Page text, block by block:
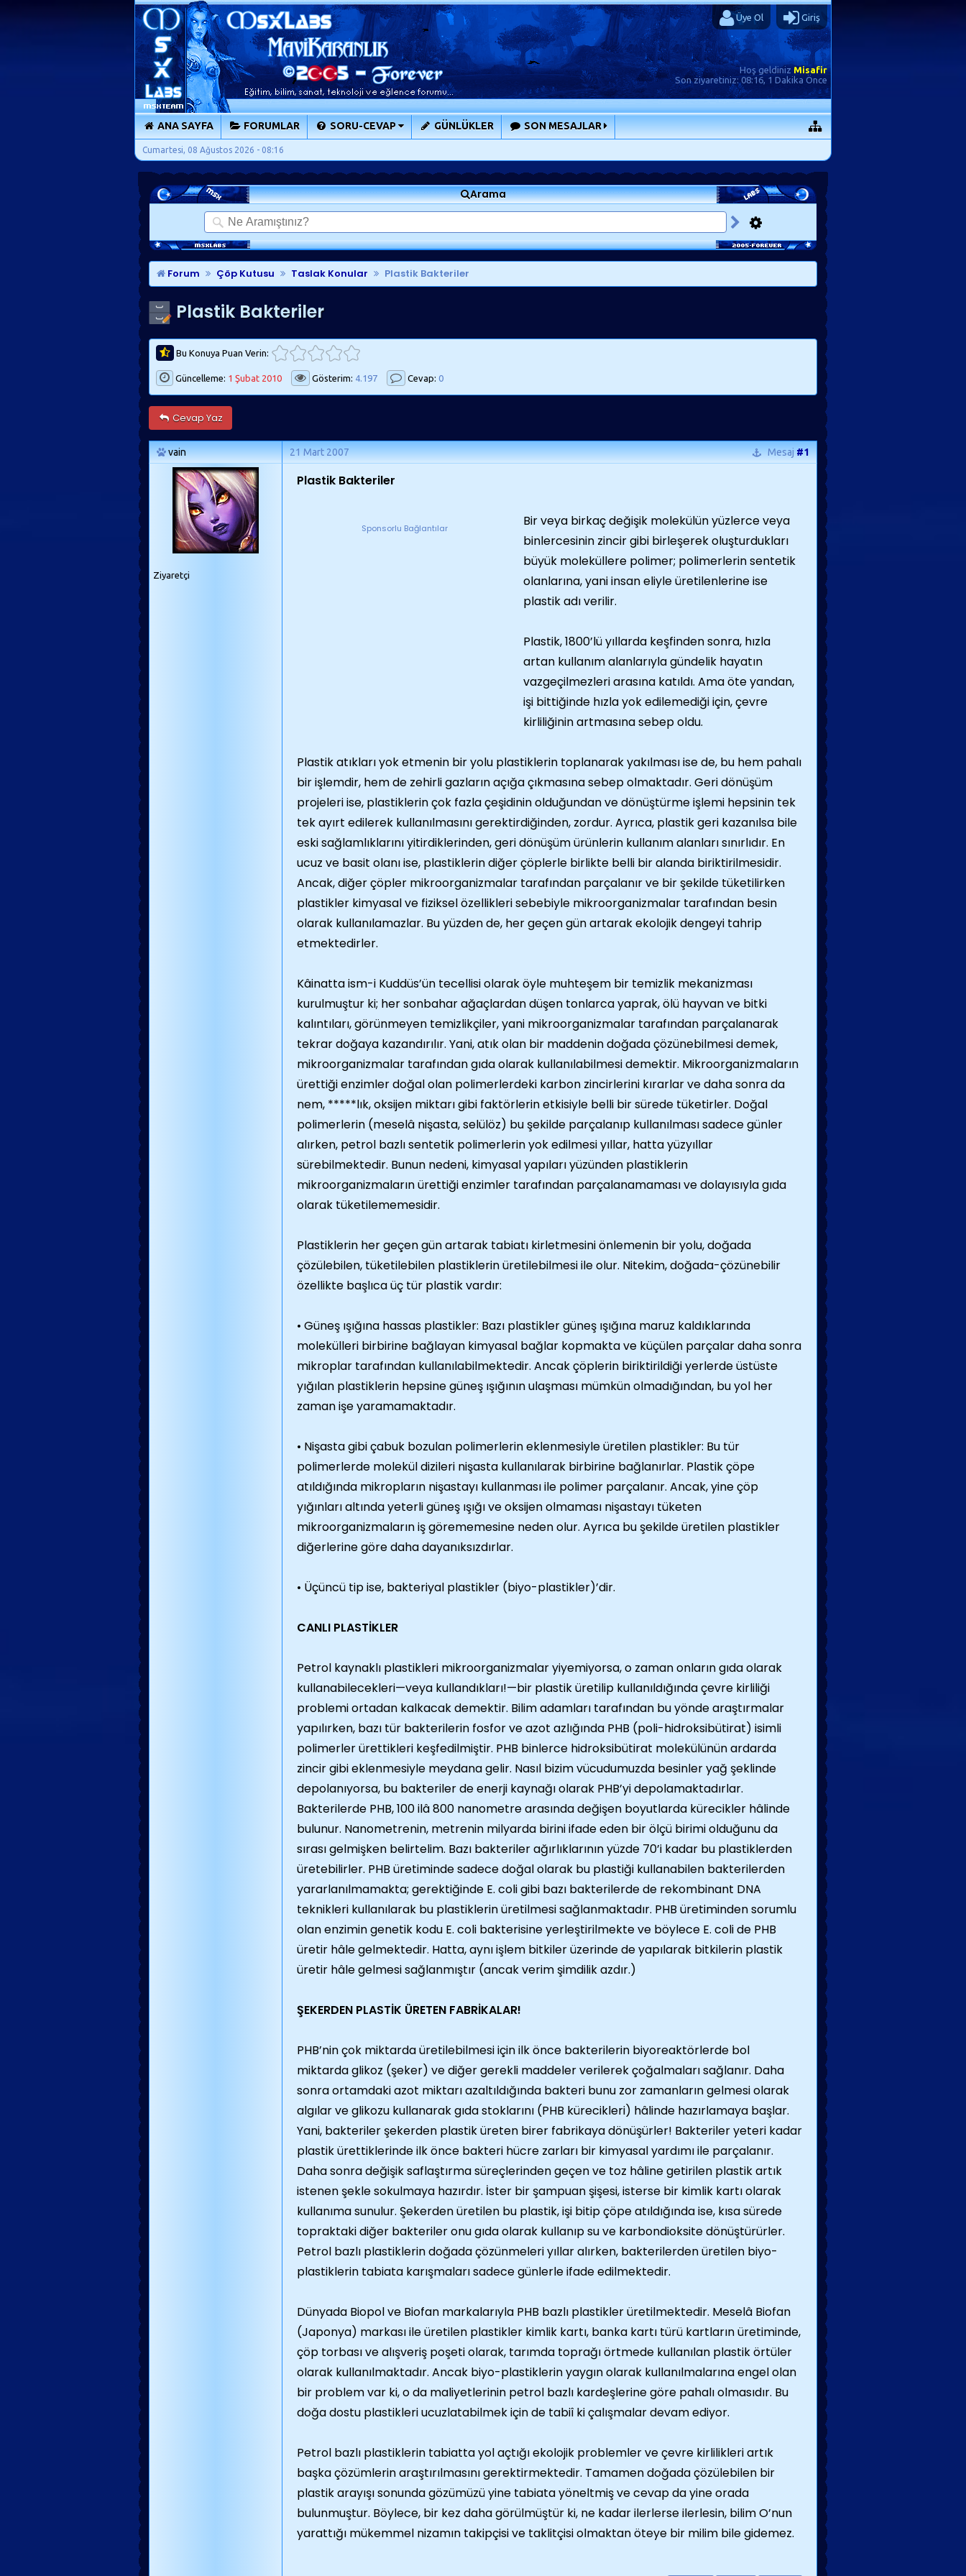
Üye Ol Giriş
Hoş geldiniz Misafir
Son ziyaretiniz:08:16, 1 Dakika Önce
ANA SAYFA FORUMLAR SORU-CEVAP GÜNLÜKLER SON MESAJLAR
Cumartesi, 08 Ağustos 2026 - 08:16
Arama
Forum Çöp Kutusu Taslak Konular Plastik Bakteriler
Plastik Bakteriler
Bu Konuya Puan Verin:
Güncelleme: 1 Şubat 2010 Gösterim: 4.197 Cevap: 0
Cevap Yaz
vain 21 Mart 2007 Mesaj#1
Ziyaretçi
Plastik Bakteriler
Sponsorlu Bağlantılar
Bir veya birkaç değişik molekülün yüzlerce veya
binlercesinin zincir gibi birleşerek oluşturdukları
büyük moleküllere polimer; polimerlerin sentetik
olanlarına, yani insan eliyle üretilenlerine ise
plastik adı verilir.
Plastik, 1800’lü yıllarda keşfinden sonra, hızla
artan kullanım alanlarıyla gündelik hayatın
vazgeçilmezleri arasına katıldı. Ama öte yandan,
işi bittiğinde hızla yok edilemediği için, çevre
kirliliğinin artmasına sebep oldu.
Plastik atıkları yok etmenin bir yolu plastiklerin toplanarak yakılması ise de, bu hem pahalı
bir işlemdir, hem de zehirli gazların açığa çıkmasına sebep olmaktadır. Geri dönüşüm
projeleri ise, plastiklerin çok fazla çeşidinin olduğundan ve dönüştürme işlemi hepsinin tek
tek ayırt edilerek kullanılmasını gerektirdiğinden, zordur. Ayrıca, plastik geri kazanılsa bile
eski sağlamlıklarını yitirdiklerinden, geri dönüşüm ürünlerin kullanım alanları sınırlıdır. En
ucuz ve basit olanı ise, plastiklerin diğer çöplerle birlikte belli bir alanda biriktirilmesidir.
Ancak, diğer çöpler mikroorganizmalar tarafından parçalanır ve bir şekilde tüketilirken
plastikler kimyasal ve fiziksel özellikleri sebebiyle mikroorganizmalar tarafından besin
olarak kullanılamazlar. Bu yüzden de, her geçen gün artarak ekolojik dengeyi tahrip
etmektedirler.
Kâinatta ism-i Kuddüs’ün tecellisi olarak öyle muhteşem bir temizlik mekanizması
kurulmuştur ki; her sonbahar ağaçlardan düşen tonlarca yaprak, ölü hayvan ve bitki
kalıntıları, görünmeyen temizlikçiler, yani mikroorganizmalar tarafından parçalanarak
tekrar doğaya kazandırılır. Yani, atık olan bir maddenin doğada çözünebilmesi demek,
mikroorganizmalar tarafından gıda olarak kullanılabilmesi demektir. Mikroorganizmaların
ürettiği enzimler doğal olan polimerlerdeki karbon zincirlerini kırarlar ve daha sonra da
nem, *****lık, oksijen miktarı gibi faktörlerin etkisiyle belli bir sürede tüketirler. Doğal
polimerlerin (meselâ nişasta, selülöz) bu şekilde parçalanıp kullanılması sadece günler
alırken, petrol bazlı sentetik polimerlerin yok edilmesi yıllar, hatta yüzyıllar
sürebilmektedir. Bunun nedeni, kimyasal yapıları yüzünden plastiklerin
mikroorganizmaların ürettiği enzimler tarafından parçalanamaması ve dolayısıyla gıda
olarak tüketilememesidir.
Plastiklerin her geçen gün artarak tabiatı kirletmesini önlemenin bir yolu, doğada
çözülebilen, tüketilebilen plastiklerin üretilebilmesi ile olur. Nitekim, doğada-çözünebilir
özellikte başlıca üç tür plastik vardır:
• Güneş ışığına hassas plastikler: Bazı plastikler güneş ışığına maruz kaldıklarında
molekülleri birbirine bağlayan kimyasal bağlar kopmakta ve küçülen parçalar daha sonra
mikroplar tarafından kullanılabilmektedir. Ancak çöplerin biriktirildiği yerlerde üstüste
yığılan plastiklerin hepsine güneş ışığının ulaşması mümkün olmadığından, bu yol her
zaman işe yaramamaktadır.
• Nişasta gibi çabuk bozulan polimerlerin eklenmesiyle üretilen plastikler: Bu tür
polimerlerde molekül dizileri nişasta kullanılarak birbirine bağlanırlar. Plastik çöpe
atıldığında mikropların nişastayı kullanması ile polimer parçalanır. Ancak, yine çöp
yığınları altında yeterli güneş ışığı ve oksijen olmaması nişastayı tüketen
mikroorganizmaların iş görememesine neden olur. Ayrıca bu şekilde üretilen plastikler
diğerlerine göre daha dayanıksızdırlar.
• Üçüncü tip ise, bakteriyal plastikler (biyo-plastikler)’dir.
CANLI PLASTİKLER
Petrol kaynaklı plastikleri mikroorganizmalar yiyemiyorsa, o zaman onların gıda olarak
kullanabilecekleri—veya kullandıkları!—bir plastik üretilip kullanıldığında çevre kirliliği
problemi ortadan kalkacak demektir. Bilim adamları tarafından bu yönde araştırmalar
yapılırken, bazı tür bakterilerin fosfor ve azot azlığında PHB (poli-hidroksibütirat) isimli
polimerler ürettikleri keşfedilmiştir. PHB binlerce hidroksibütirat molekülünün ardarda
zincir gibi eklenmesiyle meydana gelir. Nasıl bizim vücudumuzda besinler yağ şeklinde
depolanıyorsa, bu bakteriler de enerji kaynağı olarak PHB’yi depolamaktadırlar.
Bakterilerde PHB, 100 ilâ 800 nanometre arasında değişen boyutlarda kürecikler hâlinde
bulunur. Nanometrenin, metrenin milyarda birini ifade eden bir ölçü birimi olduğunu da
sırası gelmişken belirtelim. Bazı bakteriler ağırlıklarının yüzde 70’i kadar bu plastiklerden
üretebilirler. PHB üretiminde sadece doğal olarak bu plastiği kullanabilen bakterilerden
yararlanılmamakta; gerektiğinde E. coli gibi bazı bakterilerde de rekombinant DNA
teknikleri kullanılarak bu plastiklerin üretilmesi sağlanmaktadır. PHB üretiminden sorumlu
olan enzimin genetik kodu E. coli bakterisine yerleştirilmekte ve böylece E. coli de PHB
üretir hâle gelmektedir. Hatta, aynı işlem bitkiler üzerinde de yapılarak bitkilerin plastik
üretir hâle gelmesi sağlanmıştır (ancak verim şimdilik azdır.)
ŞEKERDEN PLASTİK ÜRETEN FABRİKALAR!
PHB’nin çok miktarda üretilebilmesi için ilk önce bakterilerin biyoreaktörlerde bol
miktarda glikoz (şeker) ve diğer gerekli maddeler verilerek çoğalmaları sağlanır. Daha
sonra ortamdaki azot miktarı azaltıldığında bakteri bunu zor zamanların gelmesi olarak
algılar ve glikozu kullanarak gıda stoklarını (PHB kürecikleri) hâlinde hazırlamaya başlar.
Yani, bakteriler şekerden plastik üreten birer fabrikaya dönüşürler! Bakteriler yeteri kadar
plastik ürettiklerinde ilk önce bakteri hücre zarları bir kimyasal yardımı ile parçalanır.
Daha sonra değişik saflaştırma süreçlerinden geçen ve toz hâline getirilen plastik artık
istenen şekle sokulmaya hazırdır. İster bir şampuan şişesi, isterse bir kimlik kartı olarak
kullanıma sunulur. Şekerden üretilen bu plastik, işi bitip çöpe atıldığında ise, kısa sürede
topraktaki diğer bakteriler onu gıda olarak kullanıp su ve karbondioksite dönüştürürler.
Petrol bazlı plastiklerin doğada çözünmeleri yıllar alırken, bakterilerden üretilen biyo-
plastiklerin tabiata karışmaları sadece günlerle ifade edilmektedir.
Dünyada Biopol ve Biofan markalarıyla PHB bazlı plastikler üretilmektedir. Meselâ Biofan
(Japonya) markası ile üretilen plastikler kimlik kartı, banka kartı türü kartların üretiminde,
çöp torbası ve alışveriş poşeti olarak, tarımda toprağı örtmede kullanılan plastik örtüler
olarak kullanılmaktadır. Ancak biyo-plastiklerin yaygın olarak kullanılmalarına engel olan
bir problem var ki, o da maliyetlerinin petrol bazlı kardeşlerine göre pahalı olmasıdır. Bu
doğa dostu plastikleri ucuzlatabilmek için de tabiî ki çalışmalar devam ediyor.
Petrol bazlı plastiklerin tabiatta yol açtığı ekolojik problemler ve çevre kirlilikleri artık
başka çözümlerin araştırılmasını gerektirmektedir. Tamamen doğada çözülebilen bir
plastik arayışı sonunda gözümüzü yine tabiata yöneltmiş ve cevap da yine orada
bulunmuştur. Böylece, bir kez daha görülmüştür ki, ne kadar ilerlerse ilerlesin, bilim O’nun
yarattığı mükemmel nizamın takipçisi ve taklitçisi olmaktan öteye bir milim bile gidemez.